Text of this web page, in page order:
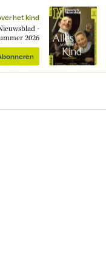
het kind
-
2026